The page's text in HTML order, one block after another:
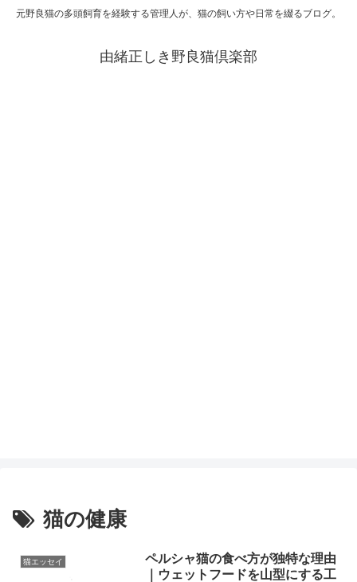
元野良猫の多頭飼育を経験する管理人が、猫の飼い方や日常を綴るブログ。
由緒正しき野良猫倶楽部
猫の健康
猫エッセイ
ペルシャ猫の食べ方が独特な理由
｜ウェットフードを山型にする工